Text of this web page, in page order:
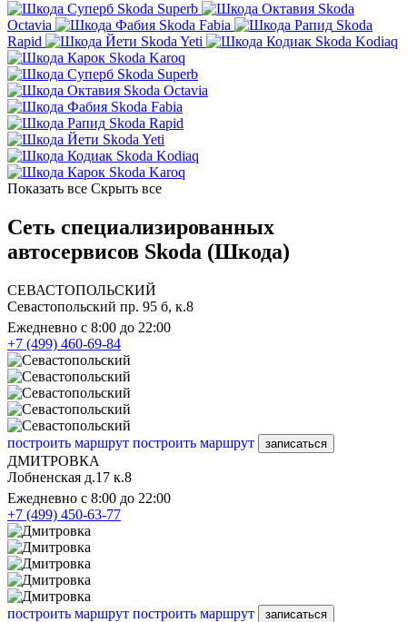
Skoda Superb
Skoda
Octavia
Skoda Fabia
Skoda
Rapid
Skoda Yeti
Skoda Kodiaq
Skoda Karoq
Skoda Superb
Skoda Octavia
Skoda Fabia
Skoda Rapid
Skoda Yeti
Skoda Kodiaq
Skoda Karoq
Показать все Скрыть все
Сеть специализированных
автосервисов Skoda (Шкода)
СЕВАСТОПОЛЬСКИЙ
Севастопольский пр. 95 б, к.8
Ежедневно с 8:00 до 22:00
+7 (499) 460-69-84
построить маршрут построить маршрут записаться
ДМИТРОВКА
Лобненская д.17 к.8
Ежедневно с 8:00 до 22:00
+7 (499) 450-63-77
построить маршрут построить маршрут записаться